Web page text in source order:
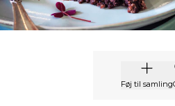
Føj til samling